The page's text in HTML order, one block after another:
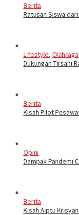
Berita
Ratusan Siswa
Lifestyle, Olahraga
Dukungan Tirsani
Berita
Kisah Pilot
Opini
Dampak Pandemi
Berita
Kisah Aiptu